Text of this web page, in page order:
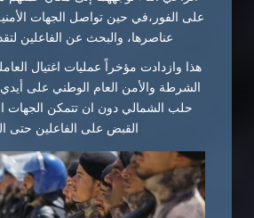
على الفور،في حين تواصل الجهات
عناصرها، والبحث عن الفاعلين
هذا وازدادت مؤخراً عمليات اغتيال
الشرطة والأمن العام الوطني على
حلب الشمالي دون ان تتمكن الجهات
القبض على الفاعلين حتى